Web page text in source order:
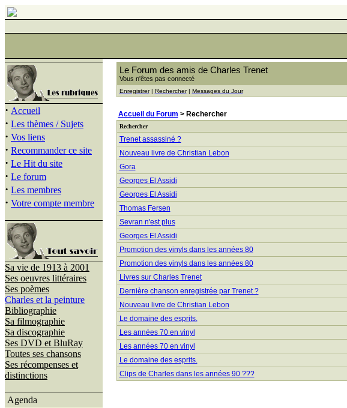
· Accueil
· Les thèmes / Sujets
· Vos liens
· Recommander ce site
· Le Hit du site
· Le forum
· Les membres
· Votre compte membre
Sa vie de 1913 à 2001
Ses oeuvres littéraires
Ses poèmes
Charles et la peinture
Bibliographie
Sa filmographie
Sa discographie
Ses DVD et BluRay
Toutes ses chansons
Ses récompenses et
distinctions
Agenda
Le Forum des amis de Charles Trenet
Vous n'êtes pas connecté
Enregistrer| Rechercher| Messages du Jour
Accueil du Forum > Rechercher
Rechercher
Trenet assassiné ?
Nouveau livre de Christian Lebon
Gora
Georges El Assidi
Georges El Assidi
Thomas Fersen
Sevran n'est plus
Georges El Assidi
Promotion des vinyls dans les années 80
Promotion des vinyls dans les années 80
Livres sur Charles Trenet
Dernière chanson enregistrée par Trenet ?
Nouveau livre de Christian Lebon
Le domaine des esprits.
Les années 70 en vinyl
Les années 70 en vinyl
Le domaine des esprits.
Clips de Charles dans les années 90 ???